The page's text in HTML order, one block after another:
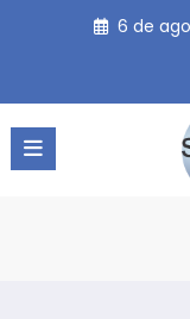
6 de